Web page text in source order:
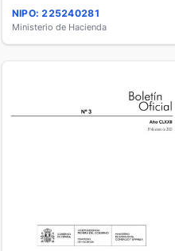
NIPO: 225240281
Ministerio de Hacienda